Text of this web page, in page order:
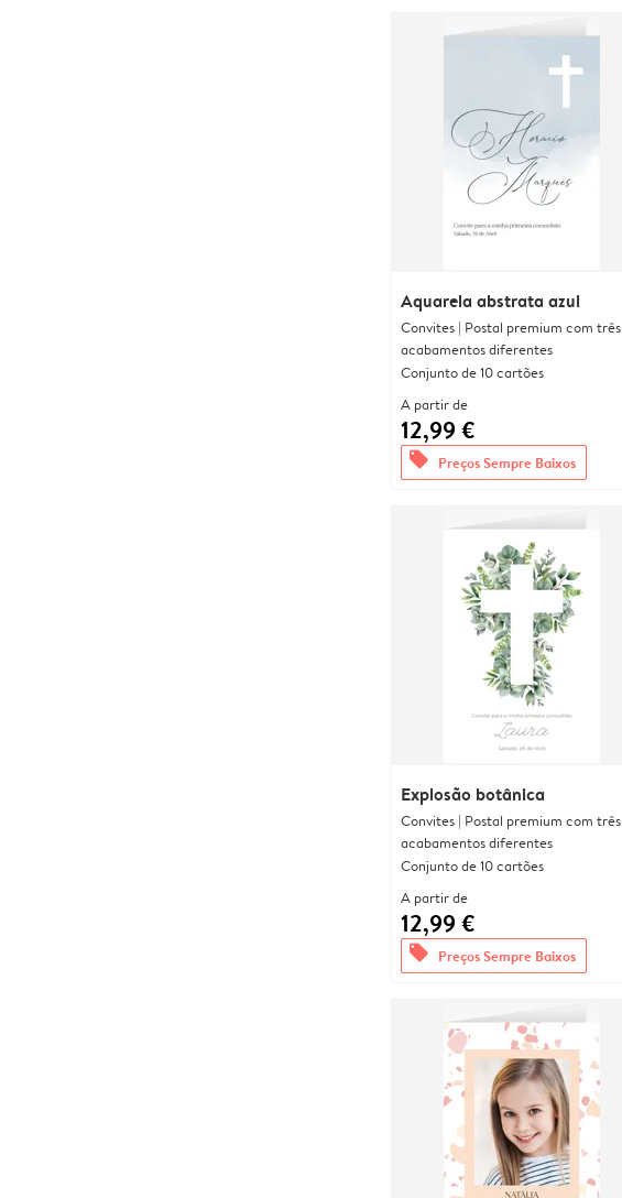
Aquarela abstrata azul
Convites | Postal premium com três
acabamentos diferentes
Conjunto de 10 cartões
A partir de
12,99 €
offers Preços Sempre Baixos
Explosão botânica
Convites | Postal premium com três
acabamentos diferentes
Conjunto de 10 cartões
A partir de
12,99 €
offers Preços Sempre Baixos